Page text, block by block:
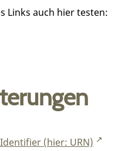
Links auch hier testen:
(hier: URN)